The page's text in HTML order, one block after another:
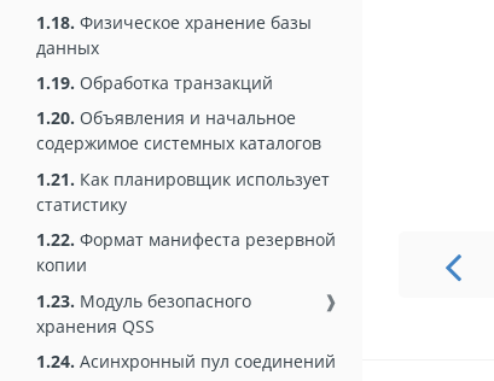
1.18. Физическое хранение базы
данных
1.19. Обработка транзакций
1.20. Объявления и начальное
содержимое системных каталогов
1.21. Как планировщик использует
статистику
1.22. Формат манифеста резервной
копии
1.23. Модуль безопасного
хранения QSS
❱
1.24. Асинхронный пул соединений